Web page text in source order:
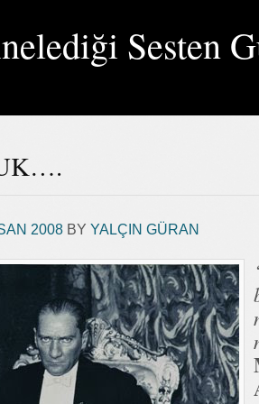
Sesten
2008 BY YALÇIN GÜRAN